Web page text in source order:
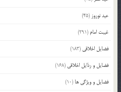
عید نوروز (45)
غیبت امام (291)
فضایل اخلاقی (183)
فضایل و رذایل اخلاقی (168)
فضایل و ویژگی ها (10)